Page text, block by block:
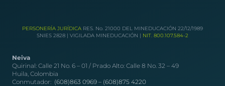
PERSONERÍA JURÍDICA RES. No. 21000 DEL MINEDUCACIÓN 22/12/1989
SNIES 2828 | VIGILADA MINEDUCACIÓN | NIT. 800.107.584-2
Neiva
Quirinal: Calle 21 No. 6 – 01 / Prado Alto: Calle 8 No. 32 – 49
Huila, Colombia
Conmutador: (608)863 0969 – (608)875 4220